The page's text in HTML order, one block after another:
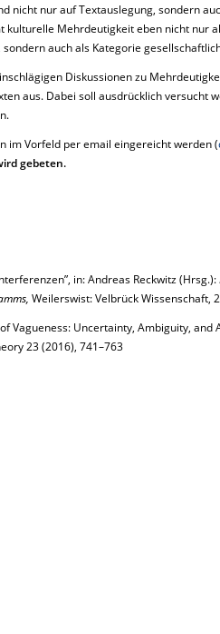
nicht nur auf Textauslegung, sondern
kulturelle Mehrdeutigkeit eben nicht nur
auch als Kategorie
Diskussionen zu
aus. Dabei soll ausdrücklich versucht
im Vorfeld per email eingereicht werden (
gebeten.
in: Andreas Reckwitz (Hrsg.):
Weilerswist: Velbrück Wissenschaft,
Vagueness: Uncertainty, Ambiguity,
23 (2016), 741–763